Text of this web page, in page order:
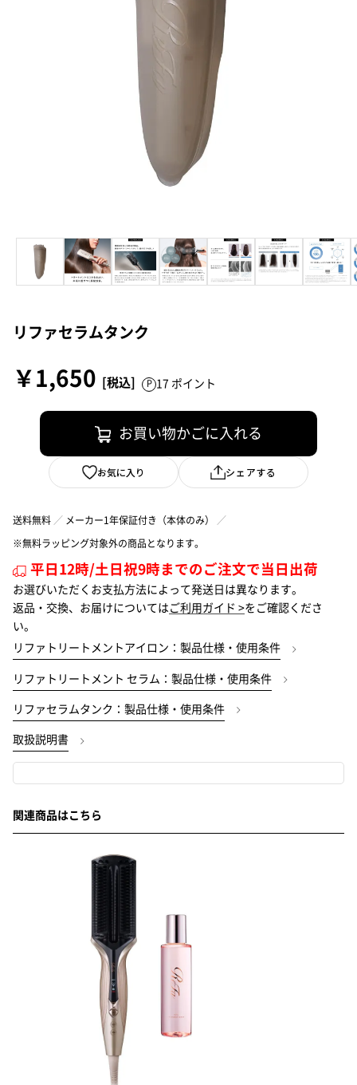
リファセラムタンク
￥1,650 17 ポイント
お買い物かごに入れる
お気に入り シェアする
送料無料 メーカー1年保証付き（本体のみ）
※無料ラッピング対象外の商品となります。
平日12時/土日祝9時までのご注文で当日出荷
お選びいただくお支払方法によって発送日は異なります。
返品・交換、お届けについては ご利用ガイド >をご確認くださ
い。
リファトリートメントアイロン：製品仕様・使用条件
リファトリートメント セラム：製品仕様・使用条件
リファセラムタンク：製品仕様・使用条件
取扱説明書
関連商品はこちら
JACCS ショッピングローン
（分割払い）について
お申し込みの3ステップ
注文完了画面で
（株）ジャックスのお申込み画面にて、
お手続きください。
※別ウインドウが開きます
よくある質問 ▶
JACCSショッピングローン（分
割払い）について
リファトリートメントアイロン セット
分割払い（60回）を選択した場合
現金販売価格：38,500円（税込）
支払月額（次月以降）：600円（税込）
支払期間：5年
支払回数：60回
分割手数料：0%（当社負担）
了後、5営業日以内での発送
リファトリートメントアイロン セット
＋5年間の延長保証 分割払い（60回）
を選択した場合
現金販売価格：41,700円（税込）
支払月額（次月以降）：600円（税込）
支払期間：5年
実質年率：0%（当社負担）
引き渡し日：株式会社ジャックスの審査終
了後、5営業日以内での発送
※ご本人様のみのお申込みとなります。
様あてに入る場合がございます。
す。
※分割回数を60回にした場合の例です。分割回数はお客様にてご選択いた